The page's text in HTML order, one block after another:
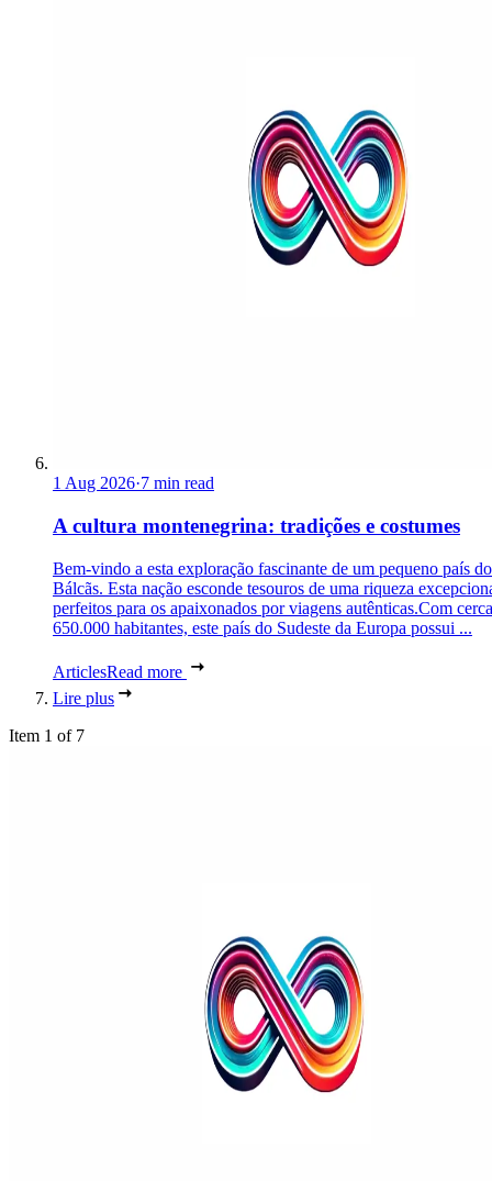
1 Aug 2026·7 min read
A cultura montenegrina: tradições e costumes
Bem-vindo a esta exploração fascinante de um pequeno país
Bálcãs. Esta nação esconde tesouros de uma riqueza
perfeitos para os apaixonados por viagens autênticas.Com
650.000 habitantes, este país do Sudeste da Europa possui ...
ArticlesRead more
Lire plus
Item 1 of 7